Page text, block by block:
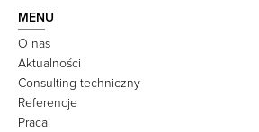
MENU
O nas
Aktualności
Consulting techniczny
Referencje
Praca